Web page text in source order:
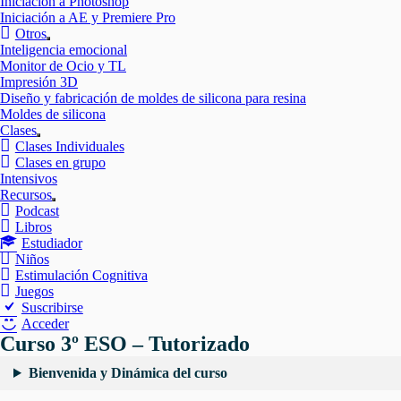
Iniciación a AE y Premiere Pro
Otros
Mostrar
el
submenú
Inteligencia emocional
Monitor de Ocio y TL
Impresión 3D
Diseño y fabricación de moldes de silicona para resina
Moldes de silicona
Clases
Mostrar
el
submenú
Clases Individuales
Clases en grupo
Intensivos
Recursos
Mostrar
el
Podcast
Libros
Estudiador
Niños
Estimulación Cognitiva
Juegos
Suscribirse
Acceder
Curso 3º ESO – Tutorizado
Bienvenida y Dinámica del curso